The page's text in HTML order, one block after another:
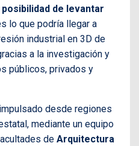
de levantar
lo que podría llegar a
industrial en 3D de
a la investigación y
públicos, privados y
desde regiones
mediante un equipo
de Arquitectura